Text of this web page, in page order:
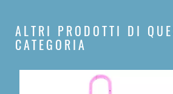
ALTRI PRODOTTI DI
CATEGORIA